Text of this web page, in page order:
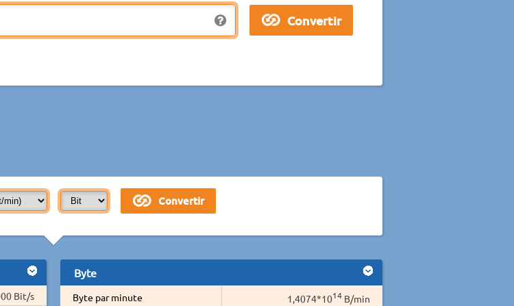
Bit/s
Byte
Byte par minute 1,4074*1014B/min